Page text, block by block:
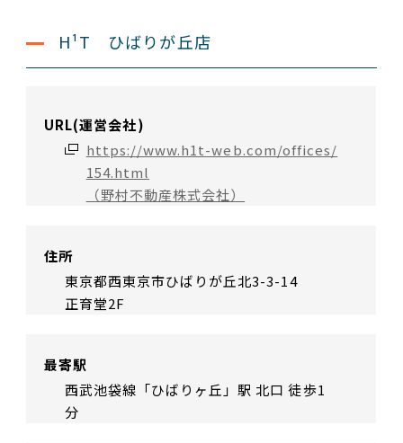
H¹T ひばりが丘店
URL(運営会社)
https://www.h1t-web.com/offices/
154.html
（野村不動産株式会社）
住所
東京都西東京市ひばりが丘北3-3-14
正育堂2F
最寄駅
西武池袋線「ひばりヶ丘」駅 北口 徒歩1
分